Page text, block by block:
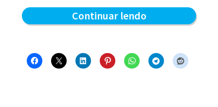
Continuar lendoPara
–